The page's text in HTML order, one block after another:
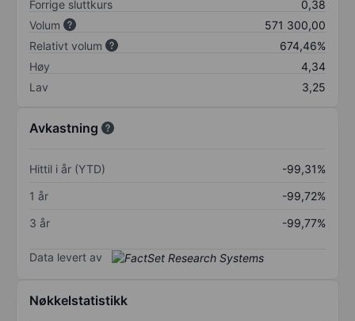
Forrige sluttkurs
0,38
Volum
571 300,00
Relativt volum
674,46%
Høy
4,34
Lav
3,25
Avkastning
Hittil i år (YTD)
-99,31%
1 år
-99,72%
3 år
-99,77%
Data levert av
Nøkkelstatistikk